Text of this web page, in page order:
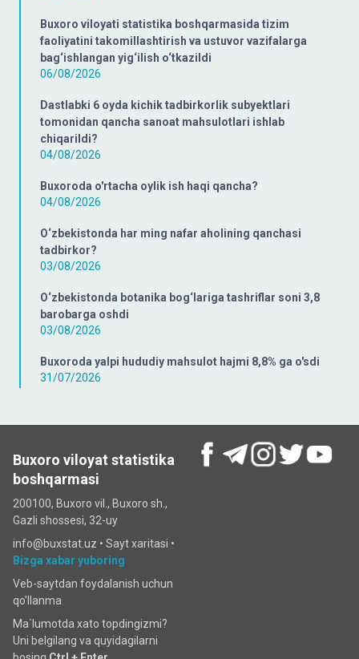
Buxoro viloyati statistika boshqarmasida tizim
faoliyatini takomillashtirish va ustuvor vazifalarga
bag‘ishlangan yig‘ilish o‘tkazildi
06/08/2026
Dastlabki 6 oyda kichik tadbirkorlik subyektlari
tomonidan qancha sanoat mahsulotlari ishlab
chiqarildi?
04/08/2026
Buxoroda o'rtacha oylik ish haqi qancha?
04/08/2026
O‘zbekistonda har ming nafar aholining qanchasi
tadbirkor?
03/08/2026
O‘zbekistonda botanika bog‘lariga tashriflar soni 3,8
barobarga oshdi
03/08/2026
Buxoroda yalpi hududiy mahsulot hajmi 8,8% ga o'sdi
31/07/2026
Buxoro viloyat statistika
boshqarmasi
200100, Buxoro vil., Buxoro sh.,
Gazli shossesi, 32-uy
info@buxstat.uz • Sayt xaritasi •
Bizga xabar yuboring
Veb-saytdan foydalanish uchun
qo'llanma
Ma`lumotda xato topdingizmi?
Uni belgilang va quyidagilarni